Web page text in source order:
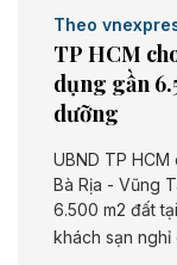
Theo
TP HCM
dụng gần
dưỡng
UBND TP
Bà Rịa - Vũng
6.500 m2 đất
khách sạn